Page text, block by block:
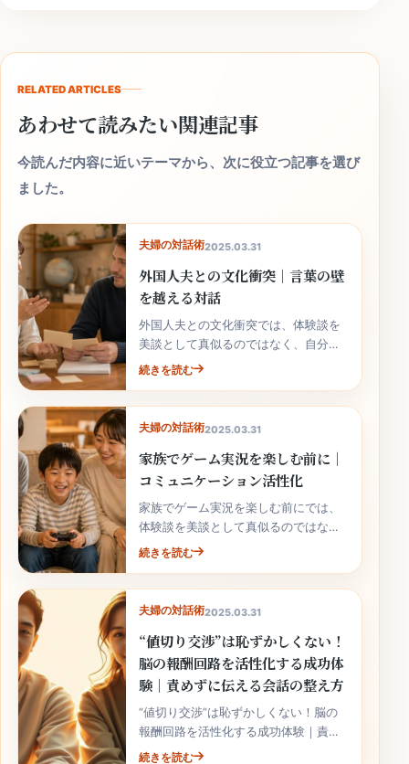
RELATED ARTICLES
あわせて読みたい関連記事
今読んだ内容に近いテーマから、次に役立つ記事を選び
ました。
夫婦の対話術2025.03.31
外国人夫との文化衝突｜言葉の壁
を越える対話
外国人夫との文化衝突では、体験談を
美談として真似るのではなく、自分の
家庭で安全に使える行動へ落とし込む
続きを読む
夫婦の対話術2025.03.31
家族でゲーム実況を楽しむ前に｜
コミュニケーション活性化
家族でゲーム実況を楽しむ前にでは、
体験談を美談として真似るのではな
く、自分の家庭で安全に使える行動へ
続きを読む
夫婦の対話術2025.03.31
“値切り交渉”は恥ずかしくない！
脳の報酬回路を活性化する成功体
験｜責めずに伝える会話の整え方
“値切り交渉”は恥ずかしくない！脳の
報酬回路を活性化する成功体験｜責め
ずに伝える会話の整え方では、相手を
続きを読む